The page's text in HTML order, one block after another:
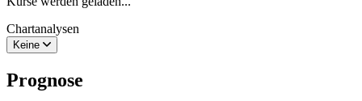
Chartanalysen
Keine
Prognose